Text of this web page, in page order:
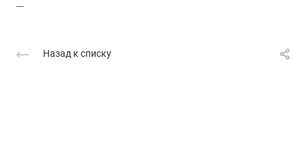
Назад к списку